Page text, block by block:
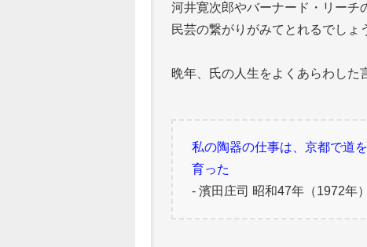
河井寛次郎やバーナード・リーチ
民芸の繋がりがみてとれるでしょ
晩年、氏の人生をよくあらわした
私の陶器の仕事は、京都で道
育った
- 濱田庄司 昭和47年（1972年）